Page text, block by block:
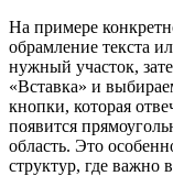
На примере
обрамление текста
нужный участок,
«Вставка» и
кнопки, которая
появится
область. Это
структур, где важно